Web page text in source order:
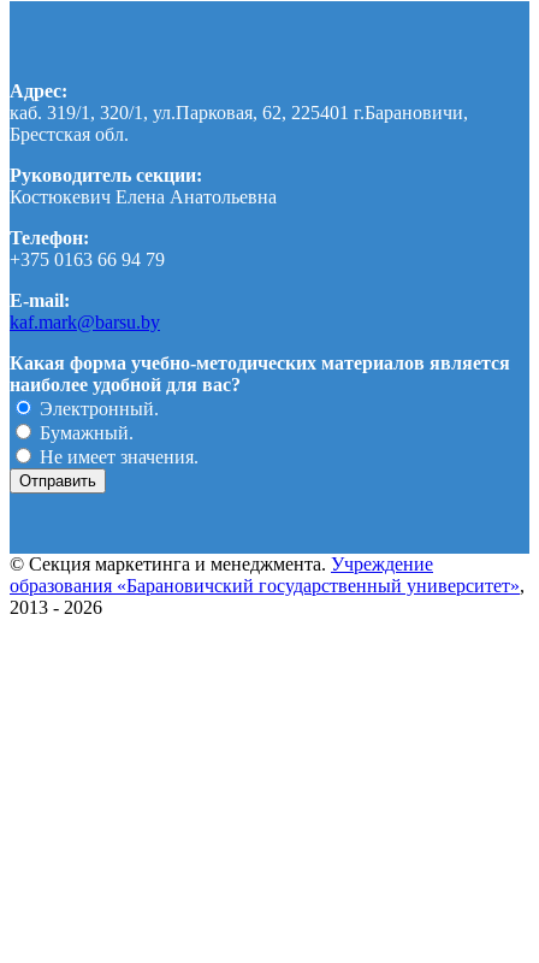
Адрес:
каб. 319/1, 320/1, ул.Парковая, 62, 225401 г.Барановичи,
Брестская обл.
Руководитель секции:
Костюкевич Елена Анатольевна
Телефон:
+375 0163 66 94 79
E-mail:
kaf.mark@barsu.by
Какая форма учебно-методических материалов является
наиболее удобной для вас?
Электронный.
Бумажный.
Не имеет значения.
© Секция маркетинга и менеджмента. Учреждение
образования «Барановичский государственный университет»,
2013 - 2026